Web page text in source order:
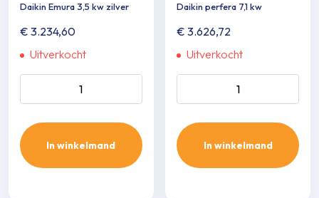
Daikin Emura 3,5 kw zilver
€ 3.234,60
Uitverkocht
In winkelmand
Daikin perfera 7,1 kw
€ 3.626,72
Uitverkocht
In winkelmand